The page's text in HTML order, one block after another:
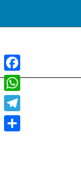
Facebook
WhatsApp
Telegram